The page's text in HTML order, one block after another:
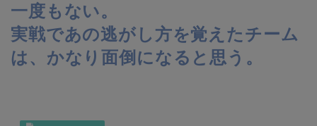
一度もない。
実戦であの逃がし方を覚えたチーム
は、かなり面倒になると思う。